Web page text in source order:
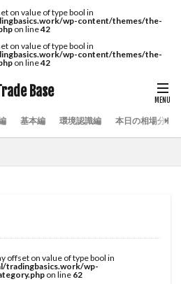
on value of type bool in
wp-content/themes/the-
on line42
on value of type bool in
wp-content/themes/the-
on line42
Base
基本編 環境認識編 本日の相場分析
offset on value of type bool in
tradingbasics.work/wp-
on line 62